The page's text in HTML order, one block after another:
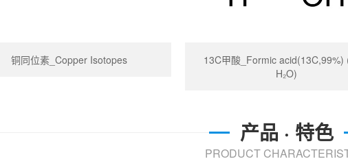
铜同位素_Copper Isotopes
13C甲酸_Formic acid(13C,99%)
H₂O)
产品 · 特色
PRODUCT